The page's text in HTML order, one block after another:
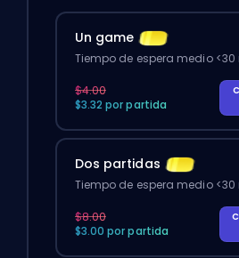
Un game
Tiempo de espera medio
$4.00
$3.32 por partida
Dos partidas
Tiempo de espera medio
$8.00
$3.00 por partida